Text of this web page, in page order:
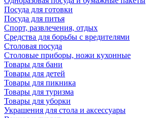
Посуда для готовки
Посуда для питья
Спорт, развлечения, отдых
Средства для борьбы с вредителями
Столовая посуда
Столовые приборы, ножи кухонные
Товары для бани
Товары для детей
Товары для пикника
Товары для туризма
Товары для уборки
Украшения для стола и аксессуары